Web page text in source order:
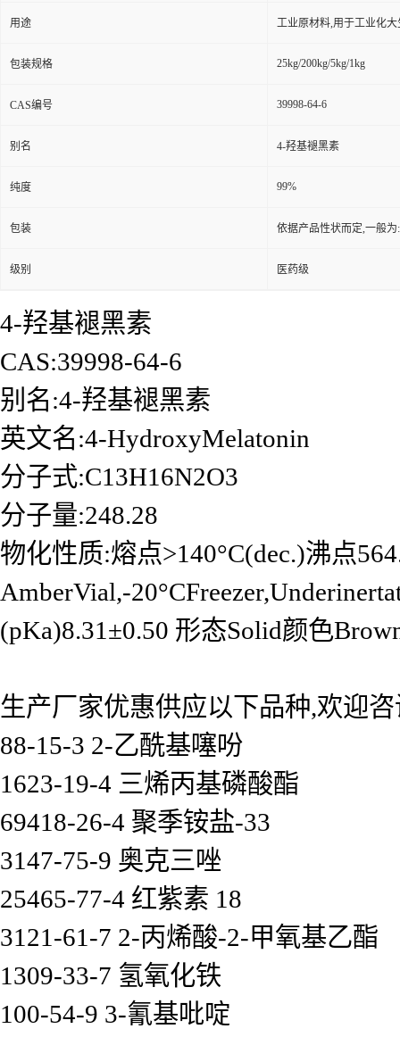
用途 工业原材料,用于工业化大
包装规格 25kg/200kg/5kg/1kg
CAS编号 39998-64-6
别名 4-羟基褪黑素
纯度 99%
包装 依据产品性状而定,一般
级别 医药级
4-羟基褪黑素
CAS:39998-64-6
别名:4-羟基褪黑素
英文名:4-HydroxyMelatonin
分子式:C13H16N2O3
分子量:248.28
物化性质:熔点>140°C(dec.)沸点
AmberVial,-
(pKa)8.31±0.50 形态Solid颜色
生产厂家优惠供应以下品种,欢迎
88-15-3 2-乙酰基噻吩
1623-19-4 三烯丙基磷酸酯
69418-26-4 聚季铵盐-33
3147-75-9 奥克三唑
25465-77-4 红紫素 18
3121-61-7 2-丙烯酸-2-甲氧基乙酯
1309-33-7 氢氧化铁
100-54-9 3-氰基吡啶